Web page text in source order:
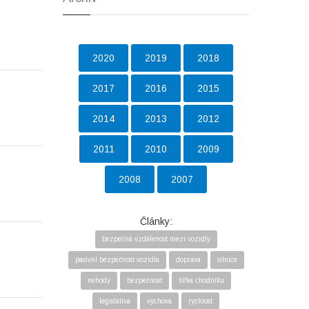
2020 2019 2018
2017 2016 2015
2014 2013 2012
2011 2010 2009
2008 2007
Články:
bezpečná vzdálenost mezi vozidly
pasivní bezpečnost vozidla doprava silnice
nehody bezpečnost šířka chodníku
legislativa výchova rychlost